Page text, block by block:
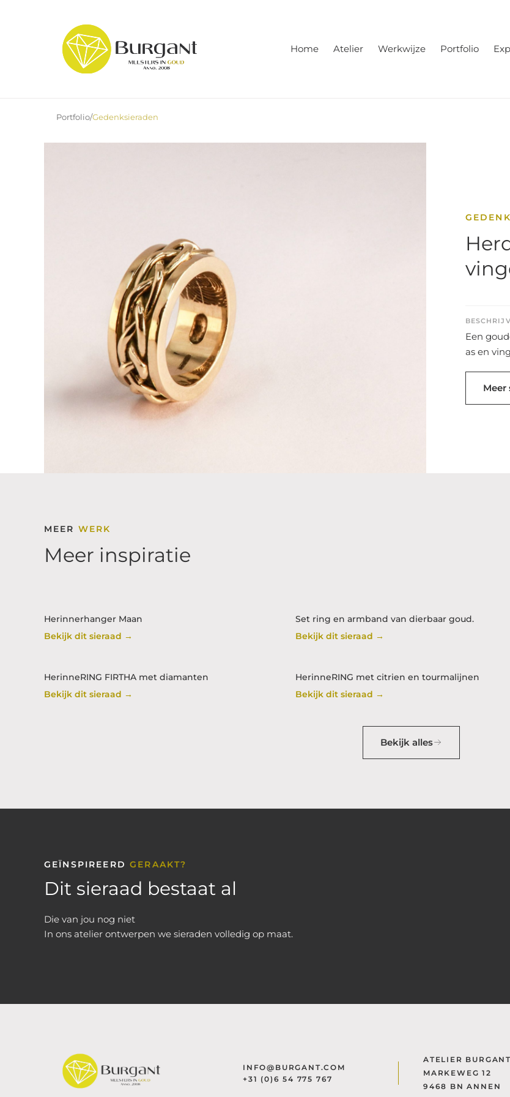
Home Atelier Werkwijze Portfolio
Portfolio/Gedenksieraden
Een
as en
Meer
MEER WERK
Meer inspiratie
Herinnerhanger Maan
Bekijk dit sieraad →
Set ring en armband van dierbaar goud.
Bekijk dit sieraad →
HerinneRING FIRTHA met diamanten
Bekijk dit sieraad →
HerinneRING met citrien en tourmalijnen
Bekijk dit sieraad →
Bekijk alles
GEÏNSPIREERDGERAAKT?
Dit sieraad bestaat al
Die van jou nog niet
In ons atelier ontwerpen we sieraden volledig op maat.
INFO@BURGANT.COM
+31 (0)6 54 775 767
ATELIER BURGANT
MARKEWEG 12
9468 BN ANNEN